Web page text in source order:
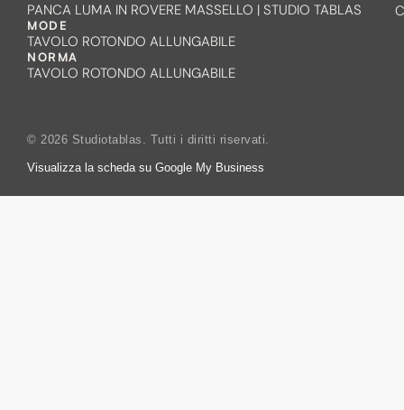
PANCA LUMA IN ROVERE MASSELLO | STUDIO TABLAS
MODE
TAVOLO ROTONDO ALLUNGABILE
NORMA
TAVOLO ROTONDO ALLUNGABILE
© 2026 Studiotablas. Tutti i diritti riservati.
Visualizza la scheda su Google My Business